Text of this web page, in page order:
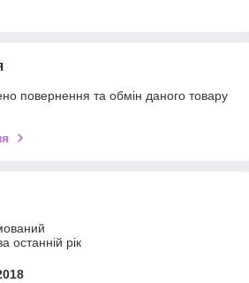
повернення та обмін даного товару
останній рік